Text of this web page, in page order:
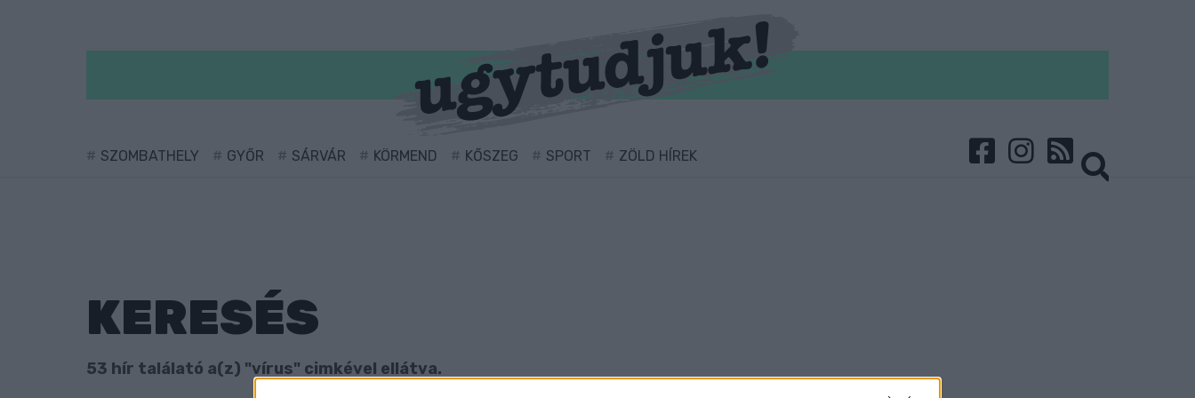
SZOMBATHELY GYŐR SÁRVÁR KÖRMEND KŐSZEG SPORT ZÖLD HÍREK
KERESÉS
53 hír találató a(z) "vírus" cimkével ellátva.